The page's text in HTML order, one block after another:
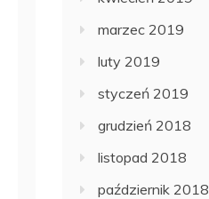
marzec 2019
luty 2019
styczeń 2019
grudzień 2018
listopad 2018
październik 2018